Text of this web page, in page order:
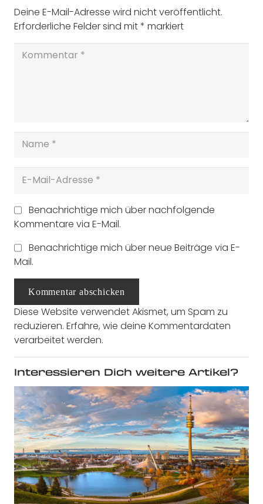
Deine E-Mail-Adresse wird nicht veröffentlicht.
Erforderliche Felder sind mit* markiert
Benachrichtige mich über nachfolgende
Kommentare via E-Mail.
Benachrichtige mich über neue Beiträge via E-
Mail.
Kommentar abschicken
Diese Website verwendet Akismet, um Spam zu
reduzieren. Erfahre, wie deine Kommentardaten
verarbeitet werden.
Interessieren Dich weitere Artikel?